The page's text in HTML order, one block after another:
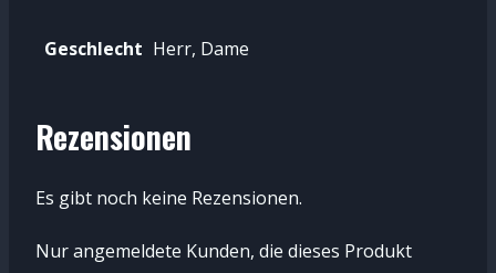
Geschlecht Herr, Dame
Rezensionen
Es gibt noch keine Rezensionen.
Nur angemeldete Kunden, die dieses Produkt